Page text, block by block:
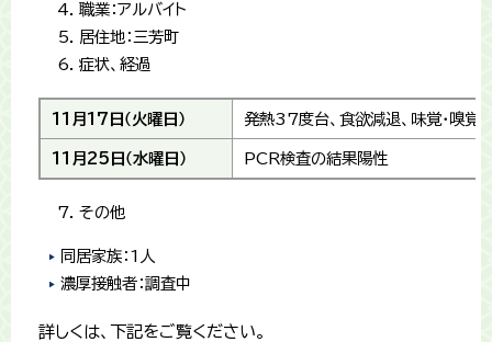
職業：アルバイト
居住地：三芳町
症状、経過
11月17日（火曜日） 発熱37度台、食欲減退、味覚・嗅覚
11月25日（水曜日） PCR検査の結果陽性
その他
同居家族：1人
濃厚接触者：調査中
詳しくは、下記をご覧ください。